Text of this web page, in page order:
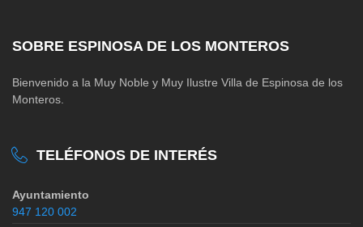
SOBRE ESPINOSA DE LOS MONTEROS
Bienvenido a la Muy Noble y Muy Ilustre Villa de Espinosa de los
Monteros.
TELÉFONOS DE INTERÉS
Ayuntamiento
947 120 002